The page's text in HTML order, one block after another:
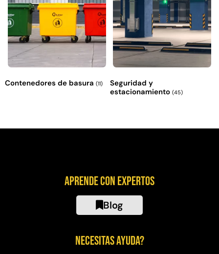
Contenedores de basura (11)
Seguridad y
estacionamiento (45)
Aprende con expertos
Blog
Necesitas ayuda?